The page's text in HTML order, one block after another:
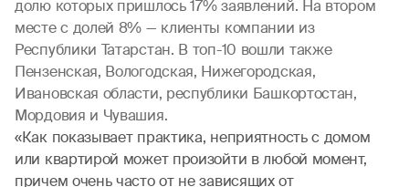
долю которых пришлось 17% заявлений. На втором
месте с долей 8% — клиенты компании из
Республики Татарстан. В топ-10 вошли также
Пензенская, Вологодская, Нижегородская,
Ивановская области, республики Башкортостан,
Мордовия и Чувашия.
«Как показывает практика, неприятность с домом
или квартирой может произойти в любой момент,
причем очень часто от не зависящих от